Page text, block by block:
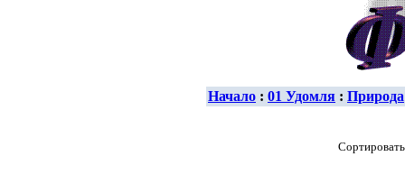
Начало : 01 Удомля : Природа